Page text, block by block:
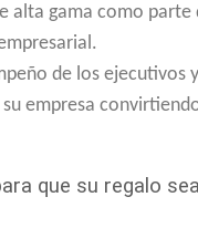
alta gama como parte
de los ejecutivos y
empresa
que su regalo